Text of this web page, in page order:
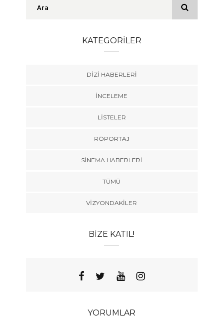
KATEGORILER
DIZI HABERLERI
İNCELEME
LISTELER
RÖPORTAJ
SINEMA HABERLERI
TÜMÜ
VIZYONDAKILER
BIZE KATIL!
YORUMLAR